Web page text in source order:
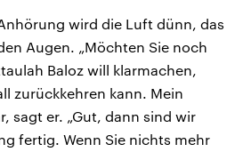
wird die Luft dünn, das
Augen. „Möchten Sie noch
Baloz will klarmachen,
zurückkehren kann. Mein
sagt er. „Gut, dann sind wir
fertig. Wenn Sie nichts mehr